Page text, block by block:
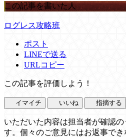
この記事を書いた人
ログレス攻略班
ポスト
LINEで送る
URLコピー
この記事を評価しよう！
イマイチ いいね 指摘する
いただいた内容は担当者が確認
す。個々のご意見にはお返事で